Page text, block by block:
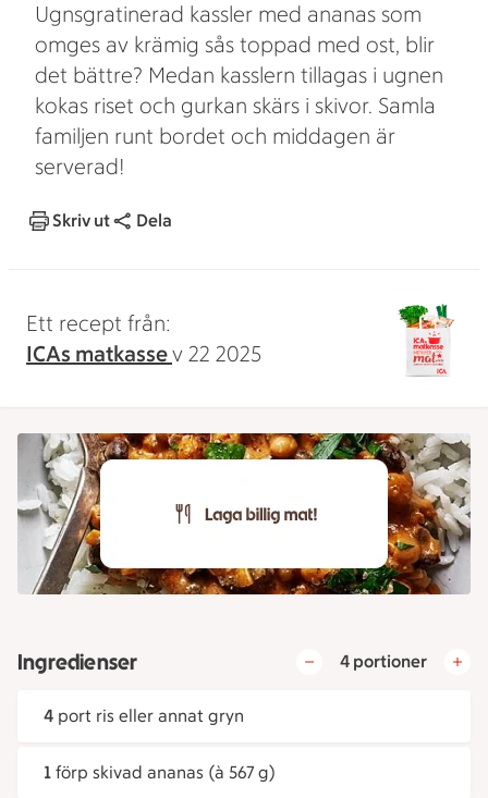
Ugnsgratinerad kassler med ananas som
omges av krämig sås toppad med ost, blir
det bättre? Medan kasslern tillagas i ugnen
kokas riset och gurkan skärs i skivor. Samla
familjen runt bordet och middagen är
serverad!
Skriv ut Dela
Ett recept från:
ICAs matkassev 22 2025
Ingredienser 4 portioner
4 port ris eller annat gryn
1 förp skivad ananas (à 567 g)